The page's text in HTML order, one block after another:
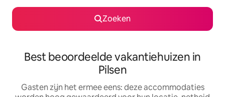
Zoeken
Best beoordeelde vakantiehuizen in
Pilsen
Gasten zijn het ermee eens: deze accommodaties